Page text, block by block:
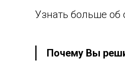
Узнать больше об
Почему Вы